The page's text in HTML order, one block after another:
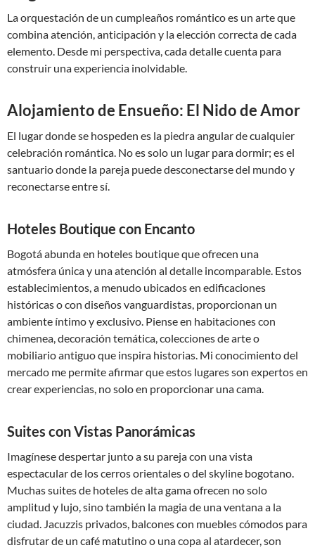
La orquestación de un cumpleaños romántico es un arte que
combina atención, anticipación y la elección correcta de cada
elemento. Desde mi perspectiva, cada detalle cuenta para
construir una experiencia inolvidable.
Alojamiento de Ensueño: El Nido de Amor
El lugar donde se hospeden es la piedra angular de cualquier
celebración romántica. No es solo un lugar para dormir; es el
santuario donde la pareja puede desconectarse del mundo y
reconectarse entre sí.
Hoteles Boutique con Encanto
Bogotá abunda en hoteles boutique que ofrecen una
atmósfera única y una atención al detalle incomparable. Estos
establecimientos, a menudo ubicados en edificaciones
históricas o con diseños vanguardistas, proporcionan un
ambiente íntimo y exclusivo. Piense en habitaciones con
chimenea, decoración temática, colecciones de arte o
mobiliario antiguo que inspira historias. Mi conocimiento del
mercado me permite afirmar que estos lugares son expertos en
crear experiencias, no solo en proporcionar una cama.
Suites con Vistas Panorámicas
Imagínese despertar junto a su pareja con una vista
espectacular de los cerros orientales o del skyline bogotano.
Muchas suites de hoteles de alta gama ofrecen no solo
amplitud y lujo, sino también la magia de una ventana a la
ciudad. Jacuzzis privados, balcones con muebles cómodos para
disfrutar de un café matutino o una copa al atardecer, son